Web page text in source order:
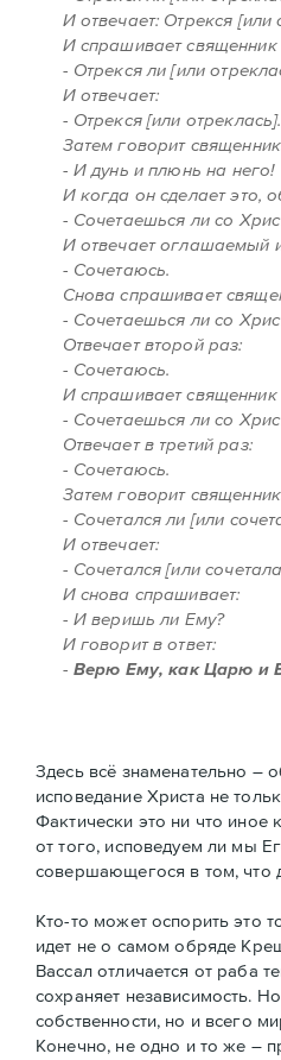
И отвечает: Отрекся [или
И спрашивает священник
- Отрекся ли [или
И отвечает:
- Отрекся [или отреклась].
Затем говорит
- И дунь и плюнь на него!
И когда он сделает это,
- Сочетаешься ли со
И отвечает оглашаемый
- Сочетаюсь.
Снова спрашивает
- Сочетаешься ли со
Отвечает второй раз:
- Сочетаюсь.
И спрашивает священник
- Сочетаешься ли со
Отвечает в третий раз:
- Сочетаюсь.
Затем говорит
- Сочетался ли [или
И отвечает:
- Сочетался [или
И снова спрашивает:
- И веришь ли Ему?
И говорит в ответ:
- Верю Ему, как Царю и
Здесь всё знаменательно –
исповедание Христа не
Фактически это ни что иное
от того, исповедуем ли мы
совершающегося в том, что
Кто-то может оспорить это
идет не о самом обряде
Вассал отличается от раба
сохраняет независимость.
собственности, но и всего
Конечно, не одно и то же –